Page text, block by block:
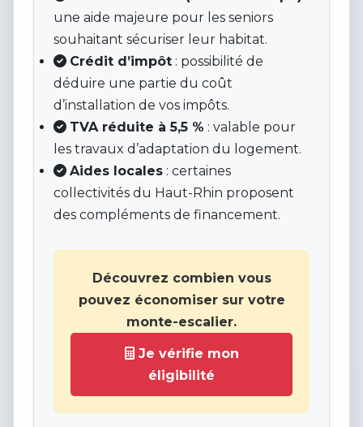
une aide majeure pour les seniors
souhaitant sécuriser leur habitat.
Crédit d’impôt : possibilité de
déduire une partie du coût
d’installation de vos impôts.
TVA réduite à 5,5 % : valable pour
les travaux d’adaptation du logement.
Aides locales : certaines
collectivités du Haut-Rhin proposent
des compléments de financement.
Découvrez combien vous
pouvez économiser sur votre
monte-escalier.
Je vérifie mon
éligibilité